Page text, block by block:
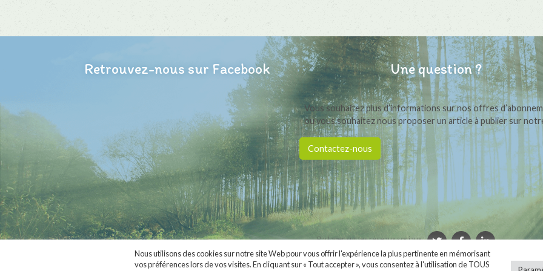
Retrouvez-nous sur Facebook Une question ?
Vous souhaitez plus d’informations sur nos offres
ou vous souhaitez nous proposer un article à publier sur
Contactez-nous
Partager sur les réseaux sociaux :
MaVieNature.fr est fièrement propulsé par . Une créationWhornat Design|Mentions légales
Nous utilisons des cookies sur notre site Web pour vous offrir l'expérience la plus pertinente en mémorisant
vos préférences lors de vos visites. En cliquant sur « Tout accepter », vous consentez à l'utilisation de TOUS